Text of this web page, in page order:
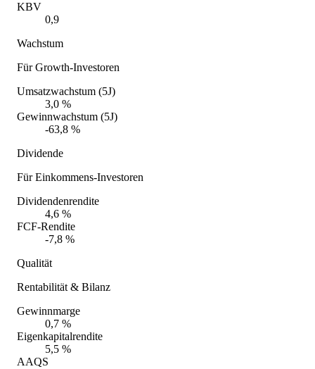
KBV
0,9
Wachstum
Für Growth-Investoren
Umsatzwachstum (5J)
3,0 %
Gewinnwachstum (5J)
-63,8 %
Dividende
Für Einkommens-Investoren
Dividendenrendite
4,6 %
FCF-Rendite
-7,8 %
Qualität
Rentabilität & Bilanz
Gewinnmarge
0,7 %
Eigenkapitalrendite
5,5 %
AAQS